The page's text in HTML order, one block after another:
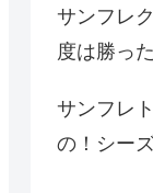
サンフレ
度は勝っ
サンフレ
の！シー